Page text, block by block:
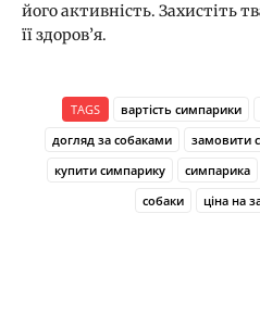
його активність. Захистіть
її здоров’я.
TAGS вартість симпарики
догляд за собаками
замовити
купити симпарику
симпарика
собаки
ціна на